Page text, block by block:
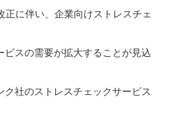
に伴い、企業向けストレスチェ
スの需要が拡大することが見込
社のストレスチェックサービス